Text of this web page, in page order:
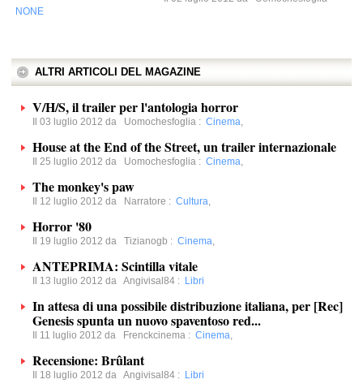
NONE
ALTRI ARTICOLI DEL MAGAZINE
V/H/S, il trailer per l'antologia horror
Il 03 luglio 2012 da Uomochesfoglia : Cinema,
House at the End of the Street, un trailer internazionale
Il 25 luglio 2012 da Uomochesfoglia : Cinema,
The monkey's paw
Il 12 luglio 2012 da Narratore : Cultura,
Horror '80
Il 19 luglio 2012 da Tizianogb : Cinema,
ANTEPRIMA: Scintilla vitale
Il 13 luglio 2012 da Angivisal84 : Libri
In attesa di una possibile distribuzione italiana, per [Rec]
Genesis spunta un nuovo spaventoso red...
Il 11 luglio 2012 da Frenckcinema : Cinema,
Recensione: Brûlant
Il 18 luglio 2012 da Angivisal84 : Libri